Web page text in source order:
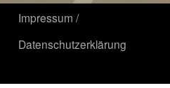
Impressum /
Datenschutzerklärung